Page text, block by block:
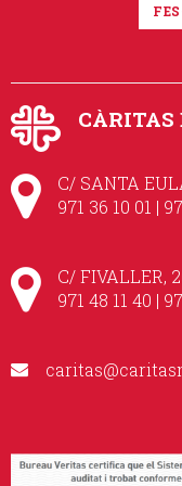
CÀRITAS
C/ SANTA
971 36 10 01 |
C/ FIVALLER,
971 48 11 40 |